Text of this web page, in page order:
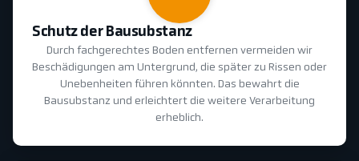
Schutz der Bausubstanz
Durch fachgerechtes Boden entfernen vermeiden wir
Beschädigungen am Untergrund, die später zu Rissen oder
Unebenheiten führen könnten. Das bewahrt die
Bausubstanz und erleichtert die weitere Verarbeitung
erheblich.